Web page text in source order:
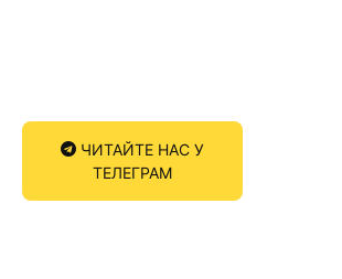
ЧИТАЙТЕ НАС У
ТЕЛЕГРАМ